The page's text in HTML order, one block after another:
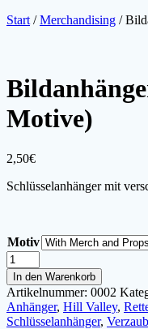
Start /Merchandising /
Motive)
2,50€
Schlüsselanhänger mit
Motiv
Bildanhänger
(verschiedene
Motive)
Menge
In den Warenkorb
Artikelnummer: 0002
Anhänger, Hill Valley,
Schlüsselanhänger,